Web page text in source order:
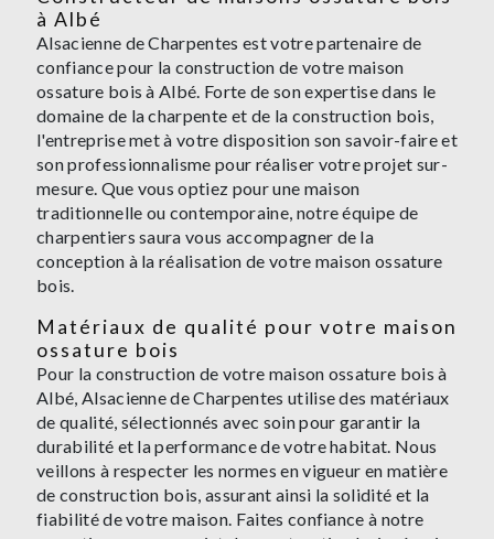
à Albé
Alsacienne de Charpentes est votre partenaire de
confiance pour la construction de votre maison
ossature bois à Albé. Forte de son expertise dans le
domaine de la charpente et de la construction bois,
l'entreprise met à votre disposition son savoir-faire et
son professionnalisme pour réaliser votre projet sur-
mesure. Que vous optiez pour une maison
traditionnelle ou contemporaine, notre équipe de
charpentiers saura vous accompagner de la
conception à la réalisation de votre maison ossature
bois.
Matériaux de qualité pour votre maison
ossature bois
Pour la construction de votre maison ossature bois à
Albé, Alsacienne de Charpentes utilise des matériaux
de qualité, sélectionnés avec soin pour garantir la
durabilité et la performance de votre habitat. Nous
veillons à respecter les normes en vigueur en matière
de construction bois, assurant ainsi la solidité et la
fiabilité de votre maison. Faites confiance à notre